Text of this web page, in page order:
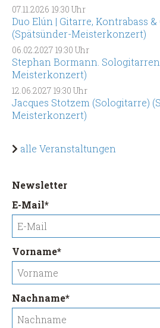
07.11.2026 19:30 Uhr
Duo Elún | Gitarre, Kontrabass
(Spätsünder-Meisterkonzert)
06.02.2027 19:30 Uhr
Stephan Bormann.
Meisterkonzert)
12.06.2027 19:30 Uhr
Jacques Stotzem (Sologitarre)
Meisterkonzert)
alle Veranstaltungen
Newsletter
Pflichtfeld
E-Mail*
Pflichtfeld
Vorname*
Pflichtfeld
Nachname*